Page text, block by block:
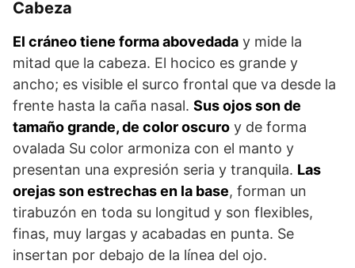
Cabeza
El cráneo tiene forma abovedada y mide la
mitad que la cabeza. El hocico es grande y
ancho; es visible el surco frontal que va desde la
frente hasta la caña nasal. Sus ojos son de
tamaño grande, de color oscuro y de forma
ovalada Su color armoniza con el manto y
presentan una expresión seria y tranquila. Las
orejas son estrechas en la base, forman un
tirabuzón en toda su longitud y son flexibles,
finas, muy largas y acabadas en punta. Se
insertan por debajo de la línea del ojo.